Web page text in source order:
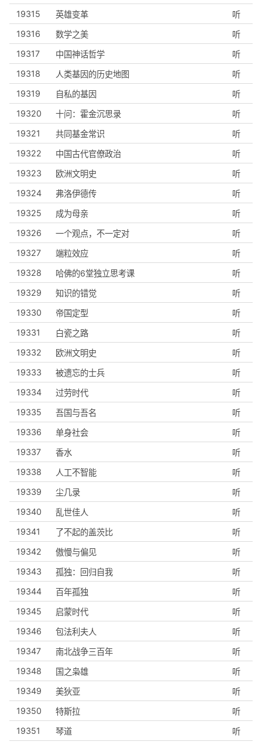
19315
英雄变革
听
19316
数学之美
听
19317
中国神话哲学
听
19318
人类基因的历史地图
听
19319
自私的基因
听
19320
十问：霍金沉思录
听
19321
共同基金常识
听
19322
中国古代官僚政治
听
19323
欧洲文明史
听
19324
弗洛伊德传
听
19325
成为母亲
听
19326
一个观点，不一定对
听
19327
端粒效应
听
19328
哈佛的6堂独立思考课
听
19329
知识的错觉
听
19330
帝国定型
听
19331
白瓷之路
听
19332
欧洲文明史
听
19333
被遗忘的士兵
听
19334
过劳时代
听
19335
吾国与吾名
听
19336
单身社会
听
19337
香水
听
19338
人工不智能
听
19339
尘几录
听
19340
乱世佳人
听
19341
了不起的盖茨比
听
19342
傲慢与偏见
听
19343
孤独：回归自我
听
19344
百年孤独
听
19345
启蒙时代
听
19346
包法利夫人
听
19347
南北战争三百年
听
19348
国之枭雄
听
19349
美狄亚
听
19350
特斯拉
听
19351
琴道
听